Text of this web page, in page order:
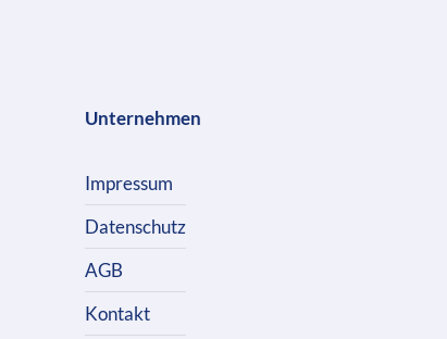
Unternehmen
Impressum
Datenschutz
AGB
Kontakt